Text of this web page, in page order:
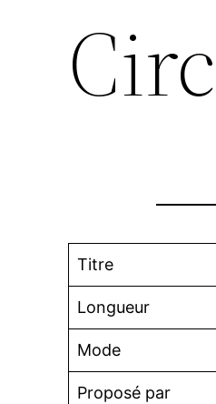
Titre
Longueur
Mode
Proposé par